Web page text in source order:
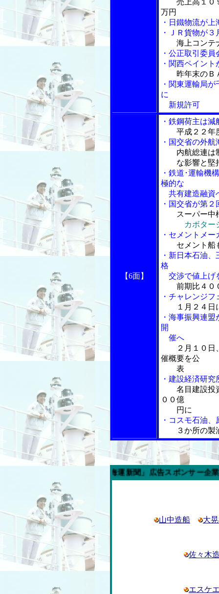
売上高１０
万円
・日鐵物流が
・ＪＲ貨物が
海上コンテ
・公正取引委
・関西ペイン
昨年末のＢ
・関東運輸局
に
新規許可
【6面】
・鉄鋼荷主は
平成２２年
・国交省の外
内航総連は
な影響と堅
・鉄道･運輸機
極的な
共有建造融資
・国交省が第
スーパー中
カボター
・セメントメ
セメント船
・新日本石油
格
交渉で値上げ
前期比４０
・チャレンジ
１月２４
・海事振興連
開
催へ
２月１０
催概要を公
表
・建設経済研
名目建設投
００億
円に
・コスモ石油
３か所の
週の「内航海運新聞」広告スポンサー企業
山中造船 大
佐々木
エスケ